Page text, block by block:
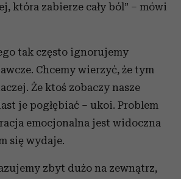
która zabierze cały ból” – mówi
tak często ignorujemy
Chcemy wierzyć, że tym
Że ktoś zobaczy nasze
je pogłębiać – ukoi. Problem
emocjonalna jest widoczna
się wydaje.
zbyt dużo na zewnątrz,